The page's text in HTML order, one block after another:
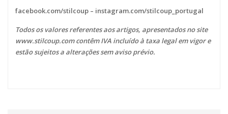
facebook.com/stilcoup – instagram.com/stilcoup_portugal
Todos os valores referentes aos artigos, apresentados no site
www.stilcoup.comcontêm IVA incluído à taxa legal em vigor e
estão sujeitos a alterações sem aviso prévio.